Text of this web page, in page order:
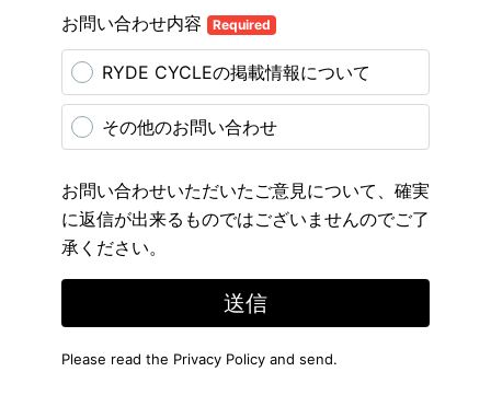
お問い合わせ内容 Required
RYDE CYCLEの掲載情報について
その他のお問い合わせ
お問い合わせいただいたご意見について、確実
に返信が出来るものではございませんのでご了
承ください。
送信
Please read the Privacy Policy and send.